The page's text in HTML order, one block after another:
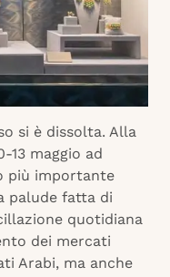
si è dissolta. Alla
13 maggio ad
più importante
palude fatta di
quotidiana
dei mercati
Arabi, ma anche